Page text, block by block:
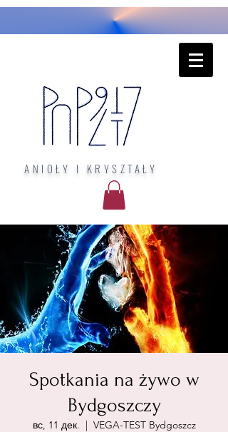
ANIOŁY I KRYSZTAŁY
Spotkania na żywo w
Bydgoszczy
вс, 11 дек.
  |
VEGA-TEST Bydgoszcz